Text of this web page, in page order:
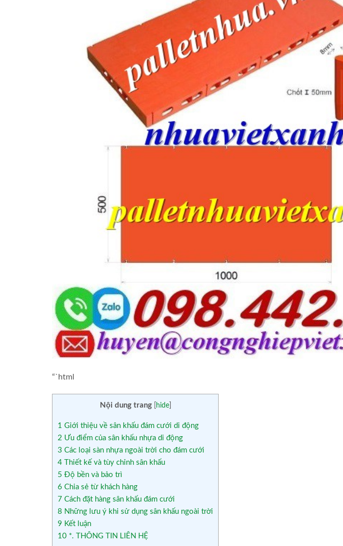
“`html
Nội dung trang hide]
1 Giới thiệu về sân khấu đám cưới di động
2 Ưu điểm của sân khấu nhựa di động
3 Các loại sàn nhựa ngoài trời cho đám cưới
4 Thiết kế và tùy chỉnh sân khấu
5 Độ bền và bảo trì
6 Chia sẻ từ khách hàng
7 Cách đặt hàng sân khấu đám cưới
8 Những lưu ý khi sử dụng sân khấu ngoài trời
9 Kết luận
10 *. THÔNG TIN LIÊN HỆ